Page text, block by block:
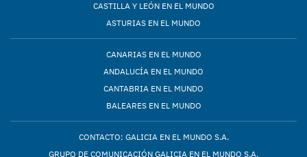
CASTILLA Y LEÓN EN EL MUNDO
ASTURIAS EN EL MUNDO
CANARIAS EN EL MUNDO
ANDALUCÍA EN EL MUNDO
CANTABRIA EN EL MUNDO
BALEARES EN EL MUNDO
CONTACTO: GALICIA EN EL MUNDO S.A.
GRUPO DE COMUNICACIÓN GALICIA EN EL MUNDO S.A.